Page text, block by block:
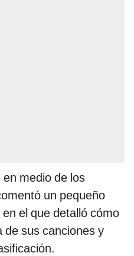
medio de los
un pequeño
el que detalló cómo
de sus canciones y